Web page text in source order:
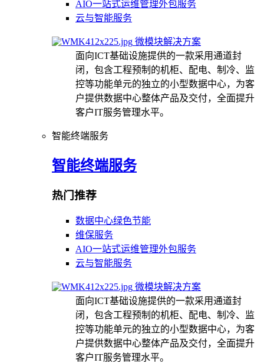
AIO一站式运维管理外包服务
云与智能服务
微模块解决方案
面向ICT基础设施提供的一款采用通道封
闭，包含工程预制的机柜、配电、制冷、监
控等功能单元的独立的小型数据中心，为客
户提供数据中心整体产品及交付，全面提升
客户IT服务管理水平。
智能终端服务
智能终端服务
热门推荐
数据中心绿色节能
维保服务
AIO一站式运维管理外包服务
云与智能服务
微模块解决方案
面向ICT基础设施提供的一款采用通道封
闭，包含工程预制的机柜、配电、制冷、监
控等功能单元的独立的小型数据中心，为客
户提供数据中心整体产品及交付，全面提升
客户IT服务管理水平。